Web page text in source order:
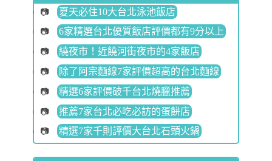
夏天必住10大台北泳池飯店
6家精選台北優質飯店評價都有9分以上
繞夜市！近饒河街夜市的4家飯店
除了阿宗麵線7家評價超高的台北麵線
精選6家評價破千台北燒臘推薦
推薦7家台北必吃必訪的蛋餅店
精選7家千則評價大台北石頭火鍋